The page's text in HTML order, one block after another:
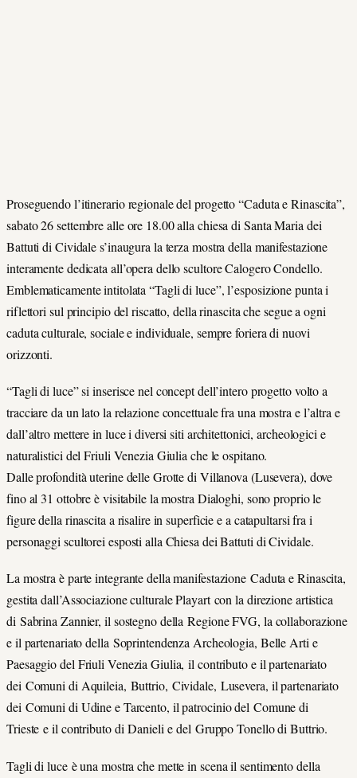
Proseguendo l’itinerario regionale del progetto “Caduta e Rinascita”,
sabato 26 settembre alle ore 18.00 alla chiesa di Santa Maria dei
Battuti di Cividale s’inaugura la terza mostra della manifestazione
interamente dedicata all’opera dello scultore Calogero Condello.
Emblematicamente intitolata “Tagli di luce”, l’esposizione punta i
riflettori sul principio del riscatto, della rinascita che segue a ogni
caduta culturale, sociale e individuale, sempre foriera di nuovi
orizzonti.
“Tagli di luce” si inserisce nel concept dell’intero progetto volto a
tracciare da un lato la relazione concettuale fra una mostra e l’altra e
dall’altro mettere in luce i diversi siti architettonici, archeologici e
naturalistici del Friuli Venezia Giulia che le ospitano.
Dalle profondità uterine delle Grotte di Villanova (Lusevera), dove
fino al 31 ottobre è visitabile la mostra Dialoghi, sono proprio le
figure della rinascita a risalire in superficie e a catapultarsi fra i
personaggi scultorei esposti alla Chiesa dei Battuti di Cividale.
La mostra è parte integrante della manifestazione Caduta e Rinascita,
gestita dall’Associazione culturale Playart con la direzione artistica
di Sabrina Zannier, il sostegno della Regione FVG, la collaborazione
e il partenariato della Soprintendenza Archeologia, Belle Arti e
Paesaggio del Friuli Venezia Giulia, il contributo e il partenariato
dei Comuni di Aquileia, Buttrio, Cividale, Lusevera, il partenariato
dei Comuni di Udine e Tarcento, il patrocinio del Comune di
Trieste e il contributo di Danieli e del Gruppo Tonello di Buttrio.
Tagli di luce è una mostra che mette in scena il sentimento della